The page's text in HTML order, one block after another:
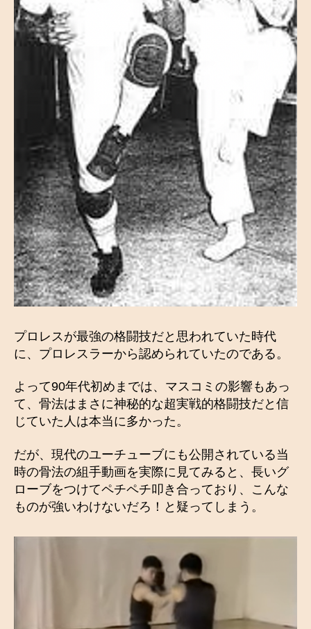
プロレスが最強の格闘技だと思われていた時代
に、プロレスラーから認められていたのである。
よって90年代初めまでは、マスコミの影響もあっ
て、骨法はまさに神秘的な超実戦的格闘技だと信
じていた人は本当に多かった。
だが、現代のユーチューブにも公開されている当
時の骨法の組手動画を実際に見てみると、長いグ
ローブをつけてペチペチ叩き合っており、こんな
ものが強いわけないだろ！と疑ってしまう。